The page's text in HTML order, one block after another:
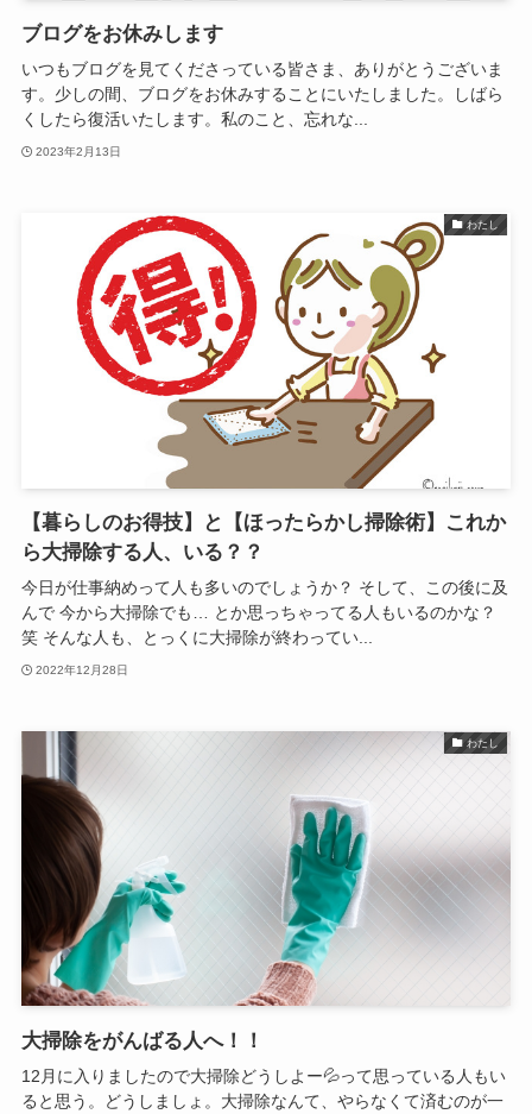
ブログをお休みします
いつもブログを見てくださっている皆さま、ありがとうございま
す。少しの間、ブログをお休みすることにいたしました。しばら
くしたら復活いたします。私のこと、忘れな...
2023年2月13日
わたし
【暮らしのお得技】と【ほったらかし掃除術】これか
ら大掃除する人、いる？？
今日が仕事納めって人も多いのでしょうか？ そして、この後に及
んで 今から大掃除でも… とか思っちゃってる人もいるのかな？
笑 そんな人も、とっくに大掃除が終わってい...
2022年12月28日
わたし
大掃除をがんばる人へ！！
12月に入りましたので大掃除どうしよー💦って思っている人もい
ると思う。どうしましょ。大掃除なんて、やらなくて済むのが一